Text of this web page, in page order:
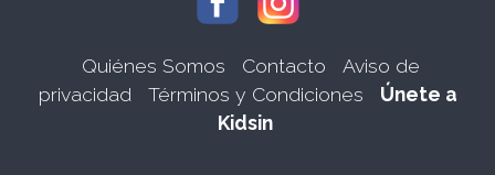
Quiénes Somos Contacto
Aviso de
privacidad
Términos y Condiciones
Únete a
Kidsin